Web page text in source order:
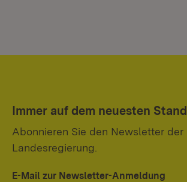
Immer auf dem neuesten Stand
Abonnieren Sie den Newsletter der
Landesregierung.
E-Mail zur Newsletter-Anmeldung